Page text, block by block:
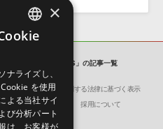
「SYNCHRON PIANOS」の記事一覧
み
特定商取引に関する法律に基づく表示
情報の保護について 採用について
ENGLISH
×
ライズし、
を使用
よる当社サイ
び分析パート
は、お客様が